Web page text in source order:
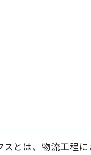
とは、物流工程